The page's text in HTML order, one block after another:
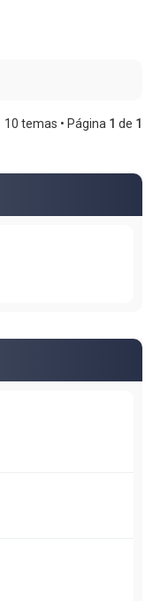
10 temas • Página 1 de 1